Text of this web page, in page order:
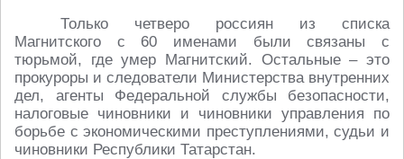
Только четверо россиян из списка
Магнитского с 60 именами были связаны с
тюрьмой, где умер Магнитский. Остальные – это
прокуроры и следователи Министерства внутренних
дел, агенты Федеральной службы безопасности,
налоговые чиновники и чиновники управления по
борьбе с экономическими преступлениями, судьи и
чиновники Республики Татарстан.